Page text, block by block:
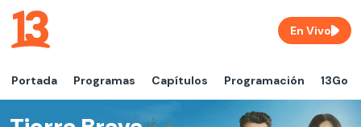
Portada Programas Capítulos Programación 13Go
En Vivo